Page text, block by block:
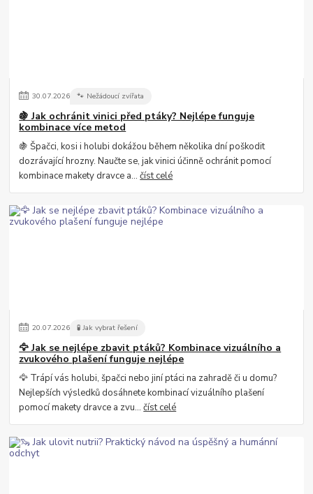
30.07.2026 🐾 Nežádoucí zvířata
🍇 Jak ochránit vinici před ptáky? Nejlépe funguje
kombinace více metod
🍇 Špačci, kosi i holubi dokážou během několika dní poškodit
dozrávající hrozny. Naučte se, jak vinici účinně ochránit pomocí
kombinace makety dravce a...číst celé
20.07.2026 🧪 Jak vybrat řešení
🦅 Jak se nejlépe zbavit ptáků? Kombinace vizuálního a
zvukového plašení funguje nejlépe
🦅 Trápí vás holubi, špačci nebo jiní ptáci na zahradě či u domu?
Nejlepších výsledků dosáhnete kombinací vizuálního plašení
pomocí makety dravce a zvu...číst celé